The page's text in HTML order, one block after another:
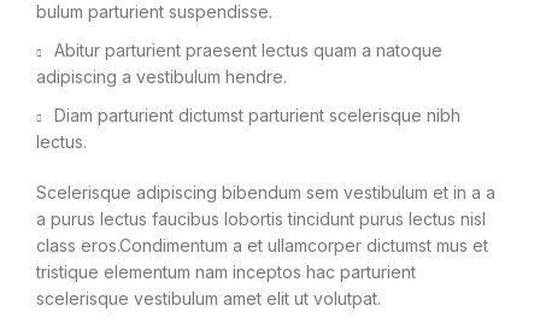
bulum parturient suspendisse.
Abitur parturient praesent lectus quam a natoque
adipiscing a vestibulum hendre.
Diam parturient dictumst parturient scelerisque nibh
lectus.
Scelerisque adipiscing bibendum sem vestibulum et in a a
a purus lectus faucibus lobortis tincidunt purus lectus nisl
class eros.Condimentum a et ullamcorper dictumst mus et
tristique elementum nam inceptos hac parturient
scelerisque vestibulum amet elit ut volutpat.